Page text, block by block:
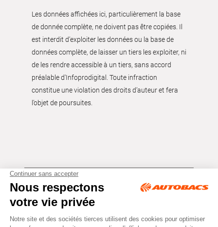
Les données affichées ici, particulièrement la base
de donnée complète, ne doivent pas être copiées. Il
est interdit d’exploiter les données ou la base de
données complète, de laisser un tiers les exploiter, ni
de les rendre accessible à un tiers, sans accord
préalable d'Infoprodigital. Toute infraction
constitue une violation des droits d’auteur et fera
l’objet de poursuites.
Tous droits réservés © Autobacs
Mentions légales RGPD